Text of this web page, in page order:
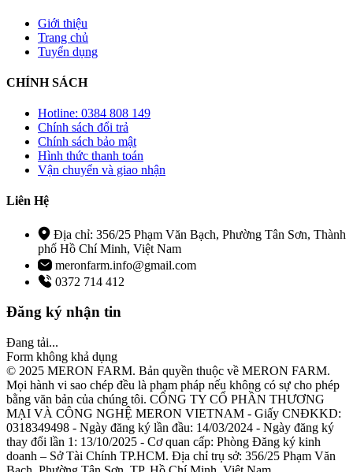
Giới thiệu
Trang chủ
Tuyển dụng
CHÍNH SÁCH
Hotline: 0384 808 149
Chính sách đổi trả
Chính sách bảo mật
Hình thức thanh toán
Vận chuyển và giao nhận
Liên Hệ
Địa chỉ: 356/25 Phạm Văn Bạch, Phường Tân Sơn, Thành
phố Hồ Chí Minh, Việt Nam
meronfarm.info@gmail.com
0372 714 412
Đăng ký nhận tin
Đang tải...
Form không khả dụng
© 2025 MERON FARM. Bản quyền thuộc về MERON FARM.
Mọi hành vi sao chép đều là phạm pháp nếu không có sự cho phép
bằng văn bản của chúng tôi. CÔNG TY CỔ PHẦN THƯƠNG
MẠI VÀ CÔNG NGHỆ MERON VIETNAM - Giấy CNĐKKD:
0318349498 - Ngày đăng ký lần đầu: 14/03/2024 - Ngày đăng ký
thay đổi lần 1: 13/10/2025 - Cơ quan cấp: Phòng Đăng ký kinh
doanh – Sở Tài Chính TP.HCM. Địa chỉ trụ sở: 356/25 Phạm Văn